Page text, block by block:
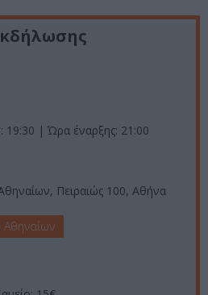
19:30 | Ώρα έναρξης: 21:00
Πειραιώς 100, Αθήνα
Αθηναίων